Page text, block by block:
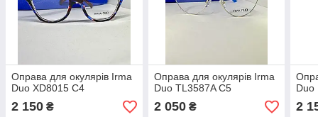
Оправа для окулярів Irma
Duo XD8015 C4
2 150 ₴
Оправа для окулярів Irma
Duo TL3587A C5
2 050₴
Duo
2